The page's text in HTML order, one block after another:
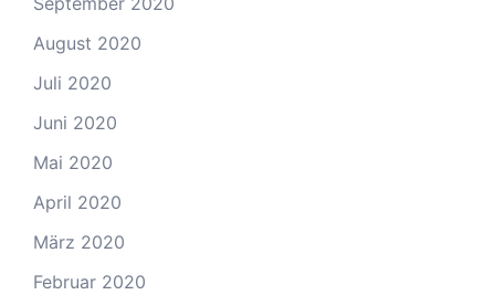
August 2020
Juli 2020
Juni 2020
Mai 2020
April 2020
März 2020
Februar 2020